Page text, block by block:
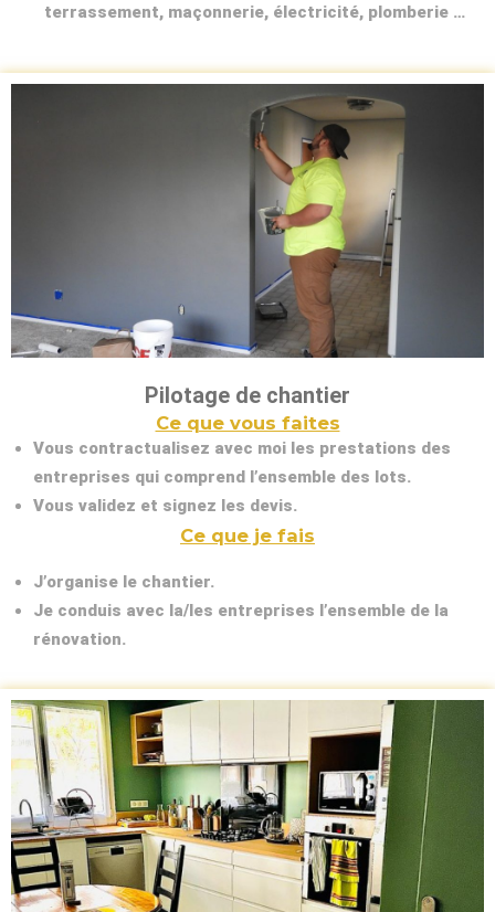
terrassement, maçonnerie, électricité, plomberie …
Pilotage de chantier
Ce que vous faites
Vous contractualisez avec moi les prestations des
entreprises qui comprend l’ensemble des lots.
Vous validez et signez les devis.
Ce que je fais
J’organise le chantier.
Je conduis avec la/les entreprises l’ensemble de la
rénovation.